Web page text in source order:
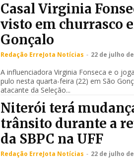
Casal Virginia
visto em churrasco
Gonçalo
Redação ErreJota Notícias - 22 de julho
A influenciadora Virginia Fonseca e o
pulo nesta quarta-feira (22) em São
atacante da Seleção...
Niterói terá
trânsito durante a
da SBPC na UFF
Redação ErreJota Notícias - 22 de julho